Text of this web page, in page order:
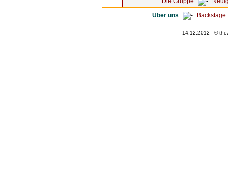
Über uns
Backstage
14.12.2012 - ©